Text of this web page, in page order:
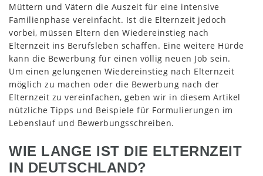
Müttern und Vätern die Auszeit für eine intensive
Familienphase vereinfacht. Ist die Elternzeit jedoch
vorbei, müssen Eltern den Wiedereinstieg nach
Elternzeit ins Berufsleben schaffen. Eine weitere Hürde
kann die Bewerbung für einen völlig neuen Job sein.
Um einen gelungenen Wiedereinstieg nach Elternzeit
möglich zu machen oder die Bewerbung nach der
Elternzeit zu vereinfachen, geben wir in diesem Artikel
nützliche Tipps und Beispiele für Formulierungen im
Lebenslauf und Bewerbungsschreiben.
WIE LANGE IST DIE ELTERNZEIT
IN DEUTSCHLAND?